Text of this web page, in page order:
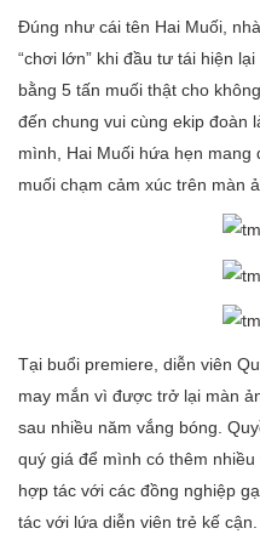
Đúng như cái tên Hai Muối,
“chơi lớn” khi đầu tư tái hiện
bằng 5 tấn muối thật cho
đến chung vui cùng ekip đoàn
mình, Hai Muối hứa hẹn mang
muối chạm cảm xúc trên màn
Tại buổi premiere, diễn viên
may mắn vì được trở lại màn
sau nhiều năm vắng bóng.
quý giá để mình có thêm
hợp tác với các đồng nghiệp
tác với lứa diễn viên trẻ kế